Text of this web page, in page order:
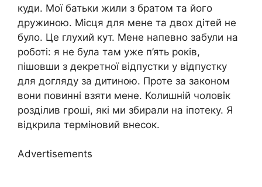
куди. Мої батьки жили з братом та його
дружиною. Місця для мене та двох дітей не
було. Це глухий кут. Мене напевно забули на
роботі: я не була там уже п’ять років,
пішовши з декретної відпустки у відпустку
для догляду за дитиною. Проте за законом
вони повинні взяти мене. Колишній чоловік
розділив гроші, які ми збирали на іпотеку. Я
відкрила терміновий внесок.
Advertisements